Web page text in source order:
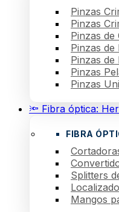
Pinzas
Pinzas
Pinzas de
Pinzas de
Pinzas de
Pinzas
Pinzas
🔦 Fibra óptica:
FIBRA
Splitters
Mangos